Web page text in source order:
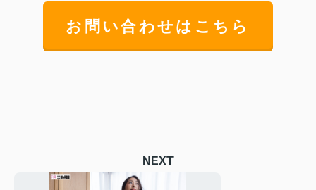
お問い合わせはこちら
NEXT